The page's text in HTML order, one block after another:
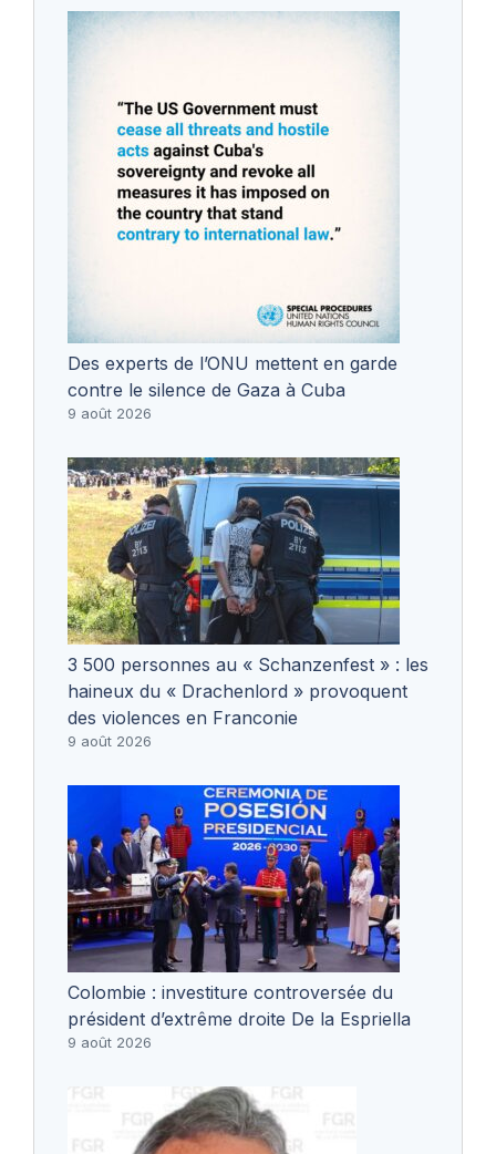
Des experts de l’ONU mettent en garde
contre le silence de Gaza à Cuba
9 août 2026
3 500 personnes au « Schanzenfest » : les
haineux du « Drachenlord » provoquent
des violences en Franconie
9 août 2026
Colombie : investiture controversée du
président d’extrême droite De la Espriella
9 août 2026